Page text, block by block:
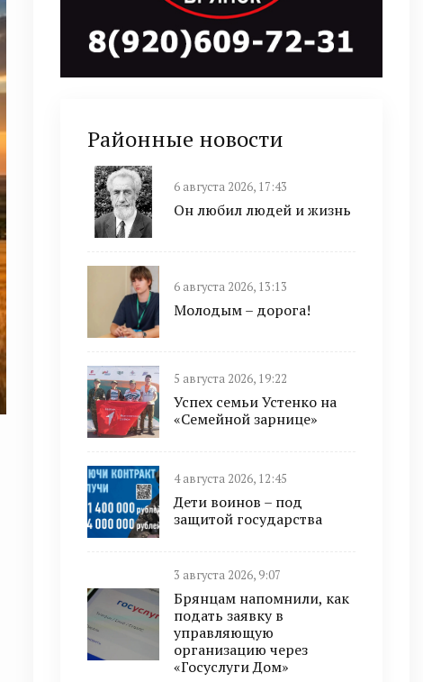
Районные новости
6 августа 2026, 17:43
Он любил людей и жизнь
6 августа 2026, 13:13
Молодым – дорога!
5 августа 2026, 19:22
Успех семьи Устенко на
«Семейной зарнице»
4 августа 2026, 12:45
Дети воинов – под
защитой государства
3 августа 2026, 9:07
Брянцам напомнили, как
подать заявку в
управляющую
организацию через
«Госуслуги Дом»